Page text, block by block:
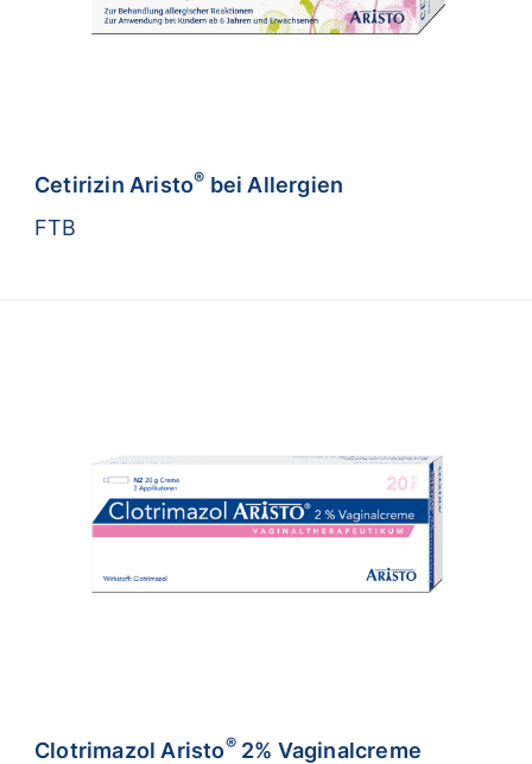
Cetirizin Aristo® bei Allergien
FTB
Clotrimazol Aristo®2% Vaginalcreme